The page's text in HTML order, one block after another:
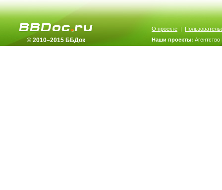
© 2010–2015 ББДок
О проекте |
Наши проекты: